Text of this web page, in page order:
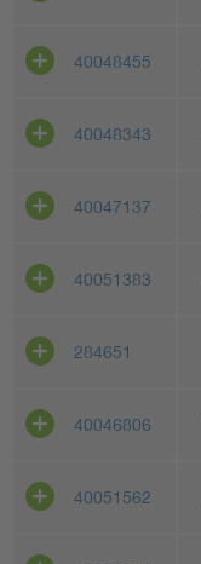
40048455
40048343
40047137
40051383
284651
40046806
40051562